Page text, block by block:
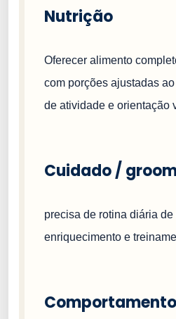
Nutrição
Oferecer alimento
com porções ajustadas
de atividade e orientação
Cuidado /
precisa de rotina diária de
enriquecimento e
Comportamento